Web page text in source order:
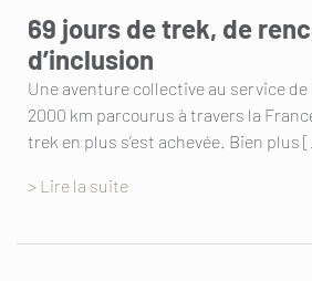
69 jours de trek, de
d’inclusion
Une aventure collective au service de
2000 km parcourus à travers la
trek en plus s’est achevée. Bien plus
> Lire la suite